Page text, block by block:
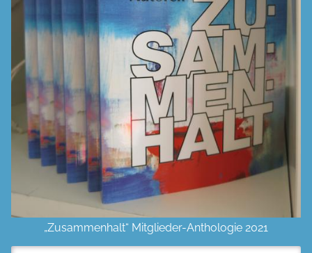
„Zusammenhalt“ Mitglieder-Anthologie 2021